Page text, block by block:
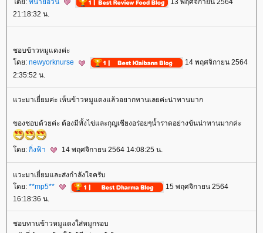
ดย: ทนายอ้วน
13 พฤศจิกายน 2564
21:18:32 น.
ชอบข้าวหมูแดงค่ะ
ดย: newyorknurse
14 พฤศจิกายน 2564
2:35:52 น.
วะมาเยี่ยมค่ะ เห็นข้าวหมูแดงแล้วอยากทานเลยค่ะน่าทานมาก
ของชอบด้วยค่ะ ต้องมีทั้งไข่และกุญเชียงอร่อยๆน้ำราดอย่างข้นน่าทานมากค่ะ
ดย: กิ่งฟ้า 14 พฤศจิกายน 2564 14:08:25 น.
วะมาเยี่ยมและส่งกำลังใจครับ
ดย: **mp5**
15 พฤศจิกายน 2564
16:18:36 น.
ชอบทานข้าวหมูแดงใส่หมูกรอบ